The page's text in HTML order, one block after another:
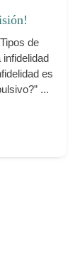
de
infidelidad
es
...